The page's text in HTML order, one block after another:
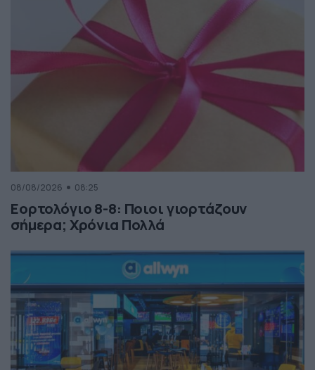
08/08/2026 08:25
Εορτολόγιο 8-8: Ποιοι γιορτάζουν
σήμερα; Χρόνια Πολλά